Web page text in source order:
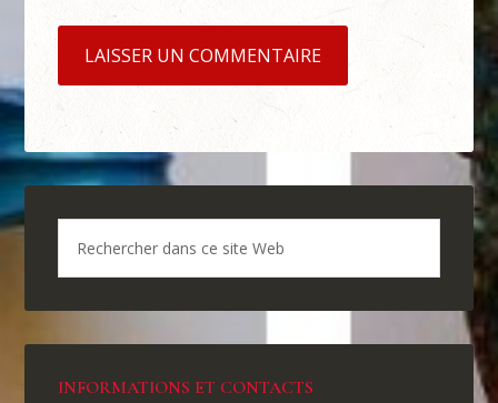
INFORMATIONS ET CONTACTS